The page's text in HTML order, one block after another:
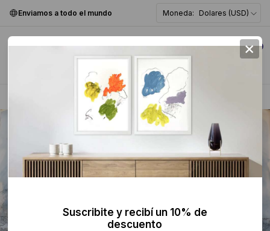
Enviamos a todo el mundo Moneda: Dolares (USD)
0
Abstracta >
×
Suscribite y recibí un 10% de
descuento